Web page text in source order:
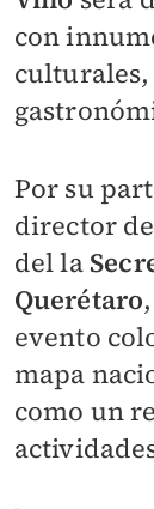
con
Por su
director
del la
Querétaro
evento
mapa
como un